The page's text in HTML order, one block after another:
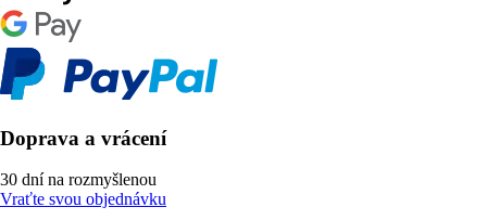
Doprava a vrácení
30 dní na rozmyšlenou
Vraťte svou objednávku